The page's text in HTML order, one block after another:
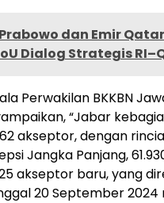
dan Emir
Dialog Strategis
Perwakilan BKKBN
“Jabar
akseptor, dengan
Jangka Panjang,
akseptor baru, yang
20 September 2024